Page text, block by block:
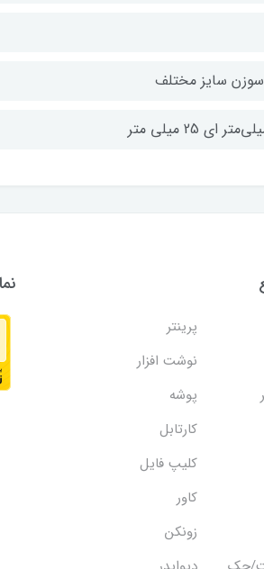
پرینتر
نوشت افزار
پوشه
کارتابل
کلیپ فایل
کاور
زونکن